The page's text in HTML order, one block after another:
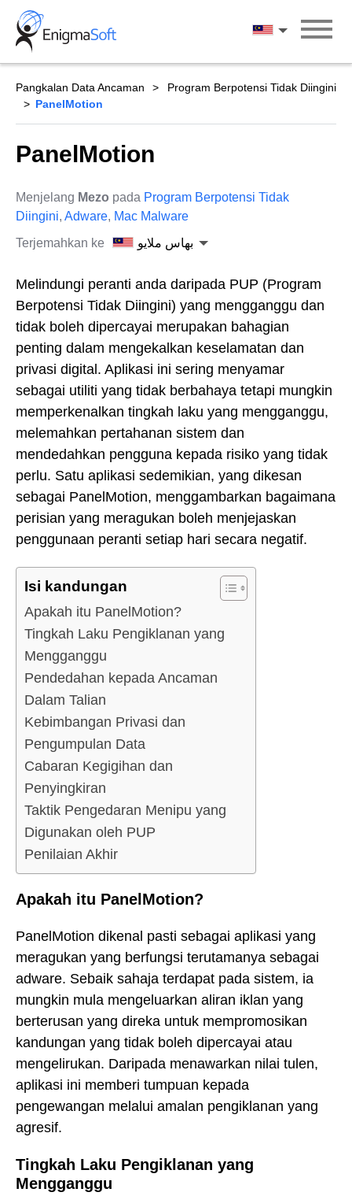
Skip
content
بهاس ملايو
Pangkalan Data Ancaman
Program Berpotensi Tidak Diingini
PanelMotion
PanelMotion
Menjelang Mezo pada Program Berpotensi Tidak
Diingini, Adware, Mac Malware
Terjemahkan ke
بهاس ملايو
Melindungi peranti anda daripada PUP (Program
Berpotensi Tidak Diingini) yang mengganggu dan
tidak boleh dipercayai merupakan bahagian
penting dalam mengekalkan keselamatan dan
privasi digital. Aplikasi ini sering menyamar
sebagai utiliti yang tidak berbahaya tetapi mungkin
memperkenalkan tingkah laku yang mengganggu,
melemahkan pertahanan sistem dan
mendedahkan pengguna kepada risiko yang tidak
perlu. Satu aplikasi sedemikian, yang dikesan
sebagai PanelMotion, menggambarkan bagaimana
perisian yang meragukan boleh menjejaskan
penggunaan peranti setiap hari secara negatif.
Isi kandungan
Apakah itu PanelMotion?
Tingkah Laku Pengiklanan yang
Mengganggu
Pendedahan kepada Ancaman
Dalam Talian
Kebimbangan Privasi dan
Pengumpulan Data
Cabaran Kegigihan dan
Penyingkiran
Taktik Pengedaran Menipu yang
Digunakan oleh PUP
Penilaian Akhir
Apakah itu PanelMotion?
PanelMotion dikenal pasti sebagai aplikasi yang
meragukan yang berfungsi terutamanya sebagai
adware. Sebaik sahaja terdapat pada sistem, ia
mungkin mula mengeluarkan aliran iklan yang
berterusan yang direka untuk mempromosikan
kandungan yang tidak boleh dipercayai atau
mengelirukan. Daripada menawarkan nilai tulen,
aplikasi ini memberi tumpuan kepada
pengewangan melalui amalan pengiklanan yang
agresif.
Tingkah Laku Pengiklanan yang
Mengganggu